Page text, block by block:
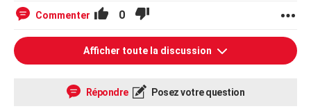
Commenter 0
Afficher toute la discussion
Répondre Posez votre question